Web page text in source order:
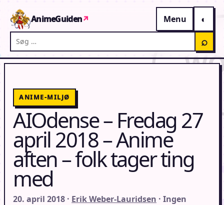
AnimeGuiden↗
Menu
Søg på AnimeGuiden
⌕
ANIME-MILJØ
AIOdense – Fredag 27
april 2018 – Anime
aften – folk tager ting
med
20. april 2018 · Erik Weber-Lauridsen · Ingen